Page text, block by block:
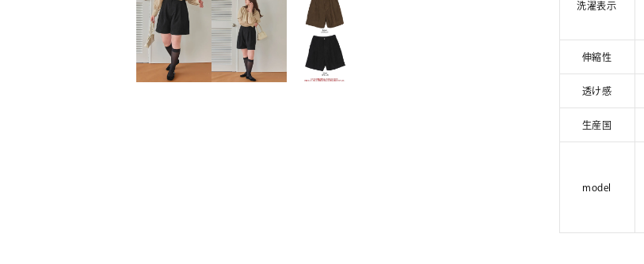
洗濯表示
伸縮性
透け感
生産国
model